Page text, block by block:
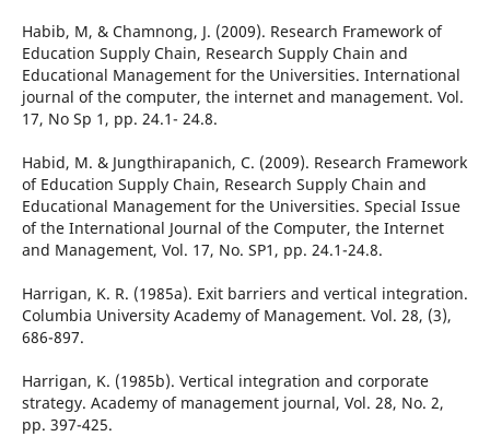
Habib, M, & Chamnong, J. (2009). Research Framework of
Education Supply Chain, Research Supply Chain and
Educational Management for the Universities. International
journal of the computer, the internet and management. Vol.
17, No Sp 1, pp. 24.1- 24.8.
Habid, M. & Jungthirapanich, C. (2009). Research Framework
of Education Supply Chain, Research Supply Chain and
Educational Management for the Universities. Special Issue
of the International Journal of the Computer, the Internet
and Management, Vol. 17, No. SP1, pp. 24.1-24.8.
Harrigan, K. R. (1985a). Exit barriers and vertical integration.
Columbia University Academy of Management. Vol. 28, (3),
686-897.
Harrigan, K. (1985b). Vertical integration and corporate
strategy. Academy of management journal, Vol. 28, No. 2,
pp. 397-425.